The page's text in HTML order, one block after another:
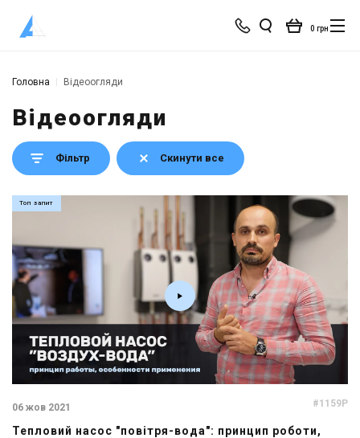
0 грн
Головна Відеоогляди
Відеоогляди
Фільтр Скинути все
Топ запит
06 жов 2021 #1159P
Тепловий насос "повітря-вода": принцип роботи,